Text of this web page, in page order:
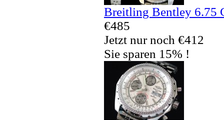
Breitling Bentley 6.75
€485
Jetzt nur noch €412
Sie sparen 15% !